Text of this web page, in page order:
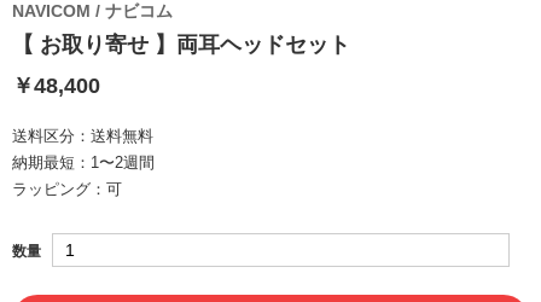
NAVICOM / ナビコム
【 お取り寄せ 】両耳ヘッドセット
￥48,400
送料区分： 送料無料
納期最短： 1〜2週間
ラッピング： 可
数量